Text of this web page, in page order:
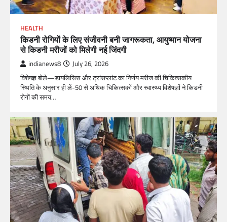
HEALTH
किडनी रोगियों के लिए संजीवनी बनी जागरूकता, आयुष्मान योजना
से किडनी मरीजों को मिलेगी नई जिंदगी
indianews8 July 26, 2026
विशेषज्ञ बोले—डायलिसिस और ट्रांसप्लांट का निर्णय मरीज की चिकित्सकीय
स्थिति के अनुसार ही लें-50 से अधिक चिकित्सकों और स्वास्थ्य विशेषज्ञों ने किडनी
रोगों की समय…